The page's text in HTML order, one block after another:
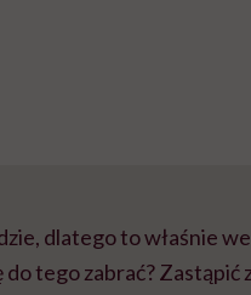
dlatego to właśnie
tego zabrać? Zastąpić